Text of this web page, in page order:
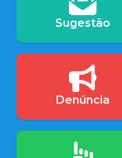
Sugestão
Denúncia